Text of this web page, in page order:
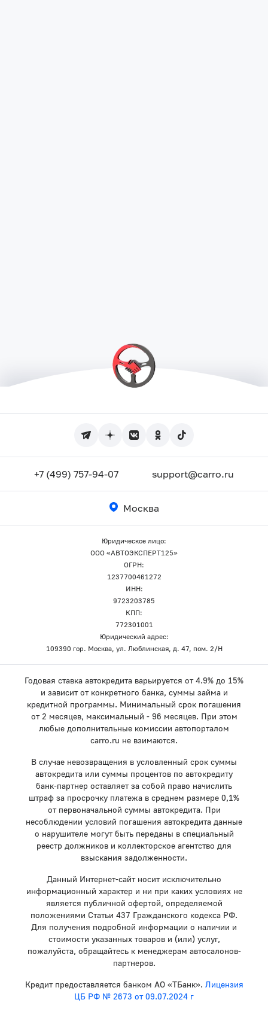
+7 (499) 757-94-07 support@carro.ru
Москва
Юридическое лицо:
ООО «АВТОЭКСПЕРТ125»
ОГРН:
1237700461272
ИНН:
9723203785
КПП:
772301001
Юридический адрес:
109390 гор. Москва, ул. Люблинская, д. 47, пом. 2/Н
Годовая ставка автокредита варьируется от 4.9% до 15%
и зависит от конкретного банка, суммы займа и
кредитной программы. Минимальный срок погашения
от 2 месяцев, максимальный - 96 месяцев. При этом
любые дополнительные комиссии автопорталом
carro.ru не взимаются.
В случае невозвращения в условленный срок суммы
автокредита или суммы процентов по автокредиту
банк-партнер оставляет за собой право начислить
штраф за просрочку платежа в среднем размере 0,1%
от первоначальной суммы автокредита. При
несоблюдении условий погашения автокредита данные
о нарушителе могут быть переданы в специальный
реестр должников и коллекторское агентство для
взыскания задолженности.
Данный Интернет-сайт носит исключительно
информационный характер и ни при каких условиях не
является публичной офертой, определяемой
положениями Статьи 437 Гражданского кодекса РФ.
Для получения подробной информации о наличии и
стоимости указанных товаров и (или) услуг,
пожалуйста, обращайтесь к менеджерам автосалонов-
партнеров.
Кредит предоставляется банком АО «ТБанк». Лицензия
ЦБ РФ № 2673 от 09.07.2024 г